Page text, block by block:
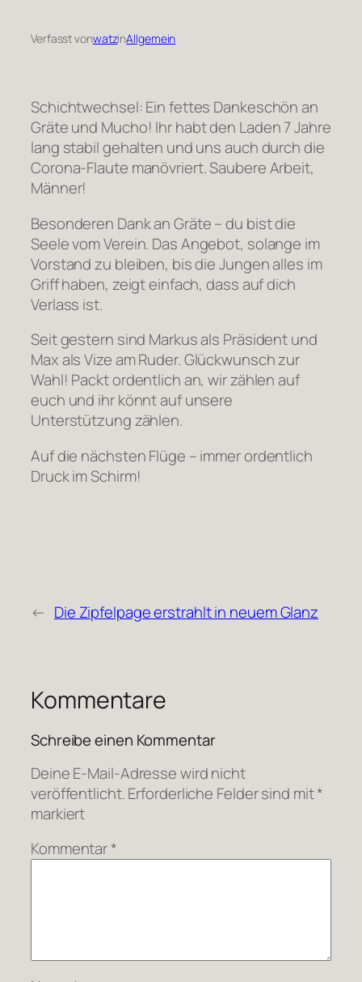
Verfasst vonwatzinAllgemein
Schichtwechsel: Ein fettes Dankeschön an
Gräte und Mucho! Ihr habt den Laden 7 Jahre
lang stabil gehalten und uns auch durch die
Corona-Flaute manövriert. Saubere Arbeit,
Männer!
Besonderen Dank an Gräte – du bist die
Seele vom Verein. Das Angebot, solange im
Vorstand zu bleiben, bis die Jungen alles im
Griff haben, zeigt einfach, dass auf dich
Verlass ist.
Seit gestern sind Markus als Präsident und
Max als Vize am Ruder. Glückwunsch zur
Wahl! Packt ordentlich an, wir zählen auf
euch und ihr könnt auf unsere
Unterstützung zählen.
Auf die nächsten Flüge – immer ordentlich
Druck im Schirm!
← Die Zipfelpage erstrahlt in neuem Glanz
Kommentare
Schreibe einen Kommentar
Deine E-Mail-Adresse wird nicht
veröffentlicht.Erforderliche Felder sind mit*
markiert
Kommentar*